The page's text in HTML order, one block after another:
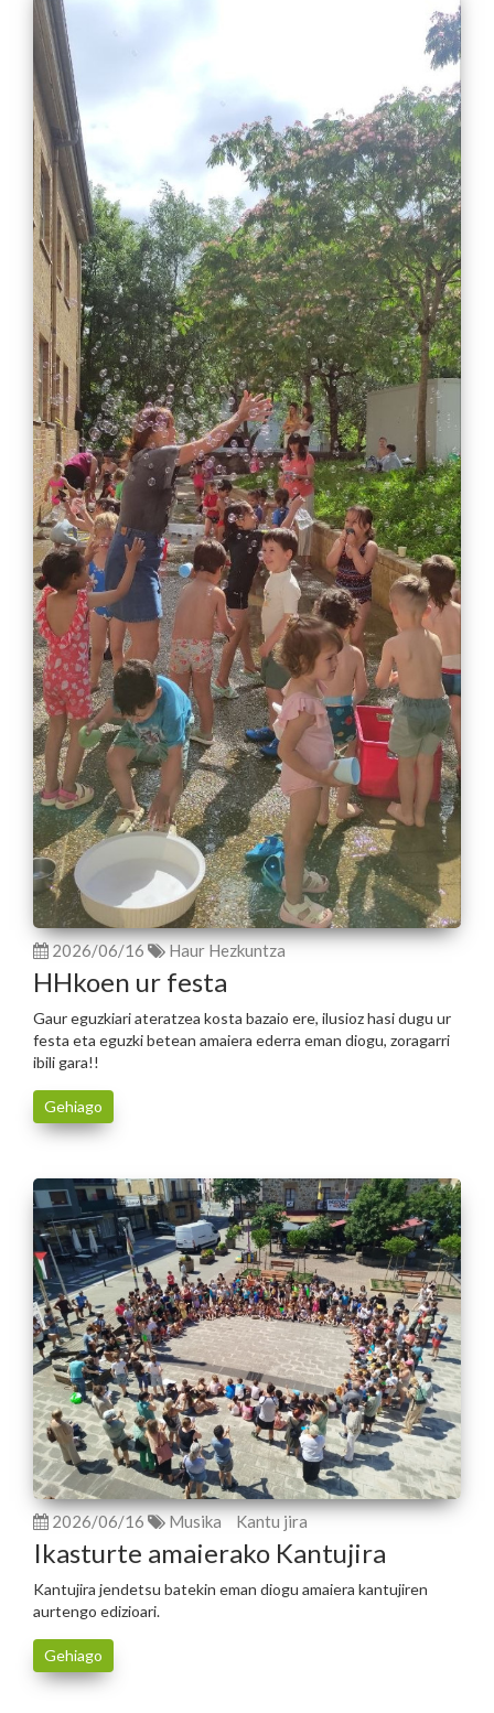
2026/06/16 Haur Hezkuntza
HHkoen ur festa
Gaur eguzkiari ateratzea kosta bazaio ere, ilusioz hasi dugu ur
festa eta eguzki betean amaiera ederra eman diogu, zoragarri
ibili gara!!
Gehiago
2026/06/16 Musika Kantu jira
Ikasturte amaierako Kantujira
Kantujira jendetsu batekin eman diogu amaiera kantujiren
aurtengo edizioari.
Gehiago